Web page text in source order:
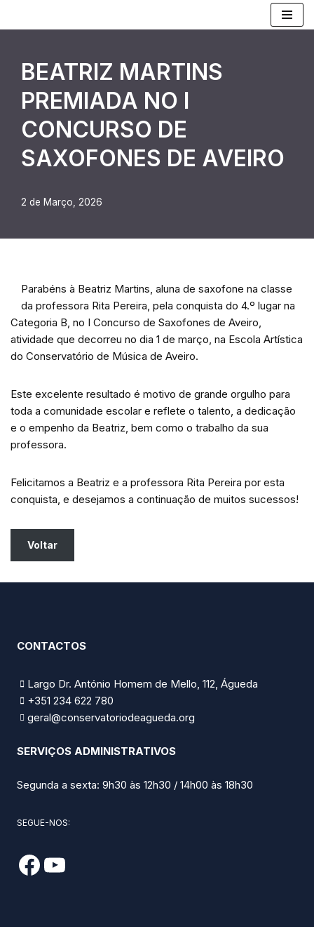
BEATRIZ MARTINS
PREMIADA NO I
CONCURSO DE
SAXOFONES DE AVEIRO
2 de Março, 2026
Parabéns à Beatriz Martins, aluna de saxofone na classe
da professora Rita Pereira, pela conquista do 4.º lugar na
Categoria B, no I Concurso de Saxofones de Aveiro,
atividade que decorreu no dia 1 de março, na Escola Artística
do Conservatório de Música de Aveiro.
Este excelente resultado é motivo de grande orgulho para
toda a comunidade escolar e reflete o talento, a dedicação
e o empenho da Beatriz, bem como o trabalho da sua
professora.
Felicitamos a Beatriz e a professora Rita Pereira por esta
conquista, e desejamos a continuação de muitos sucessos!
Voltar
CONTACTOS
Largo Dr. António Homem de Mello, 112, Águeda
+351 234 622 780
geral@conservatoriodeagueda.org
SERVIÇOS ADMINISTRATIVOS
Segunda a sexta: 9h30 às 12h30 / 14h00 às 18h30
SEGUE-NOS: